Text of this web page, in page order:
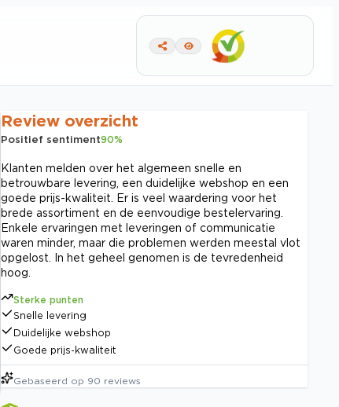
Review overzicht
Positief sentiment90%
Klanten melden over het algemeen snelle en
betrouwbare levering, een duidelijke webshop en een
goede prijs-kwaliteit. Er is veel waardering voor het
brede assortiment en de eenvoudige bestelervaring.
Enkele ervaringen met leveringen of communicatie
waren minder, maar die problemen werden meestal vlot
opgelost. In het geheel genomen is de tevredenheid
hoog.
Sterke punten
Snelle levering
Duidelijke webshop
Goede prijs-kwaliteit
Gebaseerd op 90 reviews